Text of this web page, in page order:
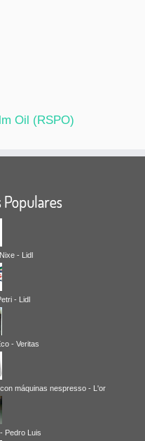
Oil (RSPO)
- Lidl
- Lidl
- Veritas
máquinas nespresso - L'or
Pedro Luis